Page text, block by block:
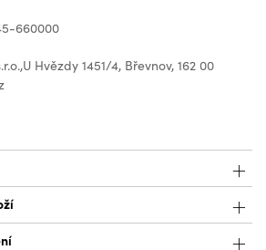
660000
Hvězdy 1451/4, Břevnov, 162 00